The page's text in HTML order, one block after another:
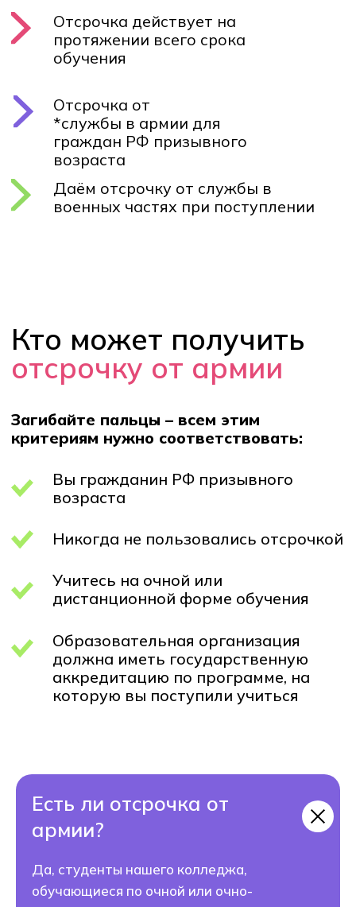
Никогда не пользовались отсрочкой
Учитесь на очной или
Образовательная организация
должна иметь государственную
аккредитацию по программе, на
которую вы поступили учиться
Есть ли отсрочка от
армии?
Да, студенты нашего колледжа,
обучающиеся по очной или очно-